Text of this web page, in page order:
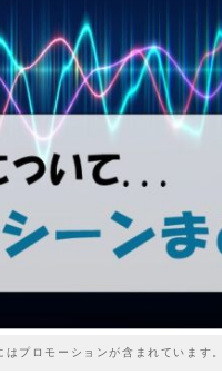
プロモーションが含まれています。